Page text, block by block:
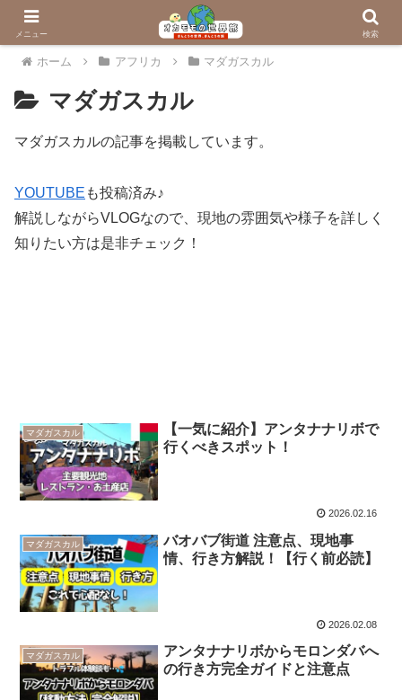
ホーム アフリカ マダガスカル
マダガスカル
マダガスカルの記事を掲載しています。
YOUTUBE も投稿済み♪
解説しながらVLOGなので、現地の雰囲気や様子を詳しく
知りたい方は是非チェック！
マダガスカル
【一気に紹介】アンタナナリボで
行くべきスポット！
2026.02.16
マダガスカル
バオバブ街道 注意点、現地事
情、行き方解説！【行く前必読】
2026.02.08
マダガスカル
アンタナナリボからモロンダバへ
の行き方完全ガイドと注意点
メニュー 検索